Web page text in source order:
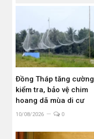
Đồng Tháp tăng cường
kiểm tra, bảo vệ chim
hoang dã mùa di cư
10/08/2026 0